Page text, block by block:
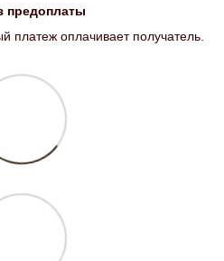
предоплаты
платеж оплачивает получатель.